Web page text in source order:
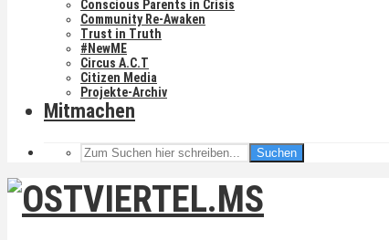
Conscious Parents in Crisis
Community Re-Awaken
Trust in Truth
#NewME
Circus A.C.T
Citizen Media
Projekte-Archiv
Mitmachen
Suchen